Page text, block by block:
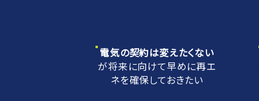
電気の契約は変えたくない
が将来に向けて早めに再エ
ネを確保しておきたい